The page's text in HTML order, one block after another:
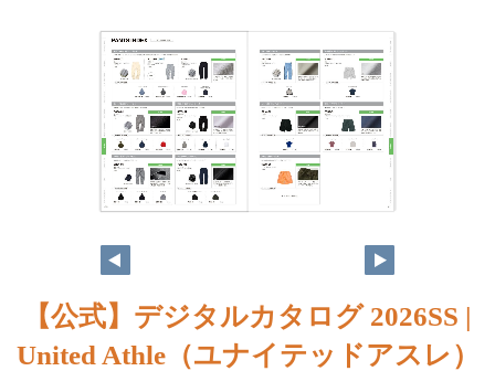
153 154
【公式】デジタルカタログ 2026SS |
United Athle（ユナイテッドアスレ）